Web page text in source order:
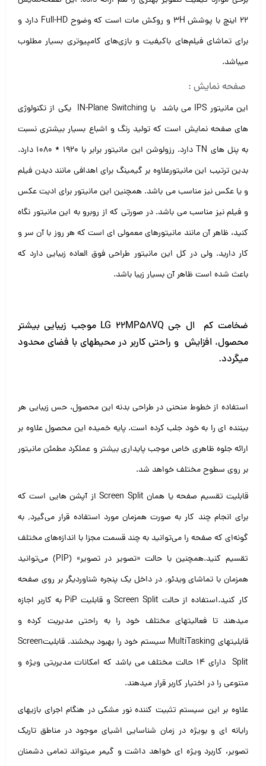
۲۲ اینچ با پوشش ۳H و روکش مات است که وضوح Full-HD دارد و
برای تماشای فیلم‌های باکیفیت و بازی‌های کامپیوتری بسیار مطلوب
میباشد.
صفحه نمایش :
این مانیتور IPS می باشد یا IN-Plane Switching یکی از تکنولوژی
های صفحه نمایش است که تولید رنگ و اشباع بسیار بیشتری نسبت
به پنل های TN دارد. رزولوشن این مانیتور برابر با ۱۹۲۰ * ۱۰۸۰ دارد.
بدین ترتیب این مانیتورعلاوه بر گیمینگ برای اهدافی مانند دیدن فیلم
و یا عکس نیز مناسب می باشد. همچنین این مانیتور برای ادیت عکس
و فیلم نیز مناسب می باشد. در صورتی که از روبرو به این مانیتور نگاه
کنید، ظاهر آن مانند مانیتورهای معمولی ای است که هر روز با آن سر و
کار دارید. ولی در کل این مانیتور طراحی فوق العاده زیبایی دارد که
باعث شده است ظاهر آن بسیار زیبا باشد.
ضخامت کم ال جی LG 22MP58VQ موجب زیبایی بیشتر
محصول، افزایش و راحتی کاربر در محیطهای با فضای محدود
میگردد.
استفاده از خطوط منحنی در طراحی بدنه این محصول، حس زیبایی هر
بیننده ای را به خود جلب کرده است. پایه خمیده این محصول علاوه بر
ارائه جلوه ظاهری خاص موجب پایداری بیشتر و عملکرد مطمئن مانیتور
بر روی سطوح مختلف خواهد شد.
قابلیت تقسیم صفحه یا همان Screen Split از آپشن هایی است که
برای انجام چند کار به صورت همزمان مورد استفاده قرار می‌گیرد٬ به
گونه‌ای که صفحه را می‌توانید به چند قسمت مجزا با اندازه‌های مختلف
تقسیم کنید.همچنین با حالت «تصویر در تصویر» (PIP) می‌توانید
همزمان با تماشای ویدئو٬ در داخل یک پنجره شناوردیگر بر روی صفحه
کار کنید.استفاده از حالت Screen Split و قابلیت PiP به کاربر اجازه
میدهند تا فعالیتهای مختلف خود را به راحتی مدیریت کرده و
قابلیتهای MultiTasking سیستم خود را بهبود ببخشند. قابلیتScreen
Split دارای ۱۴ حالت مختلف می باشد که امکانات مدیریتی ویژه و
متنوعی را در اختیار کاربر قرار میدهند.
علاوه بر این سیستم تثبیت کننده نور مشکی در هنگام اجرای بازیهای
رایانه ای و بویژه در زمان شناسایی اشیای موجود در مناطق تاریک
تصویر، کاربرد ویژه ای خواهد داشت و گیمر میتواند تمامی دشمنان